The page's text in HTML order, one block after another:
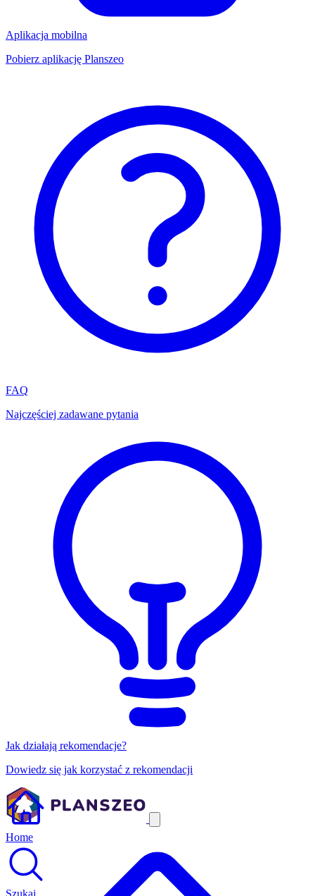
Aplikacja mobilna
Pobierz aplikację Planszeo
FAQ
Najczęściej zadawane pytania
Jak działają rekomendacje?
Dowiedz się jak korzystać z rekomendacji
Home
Szukaj